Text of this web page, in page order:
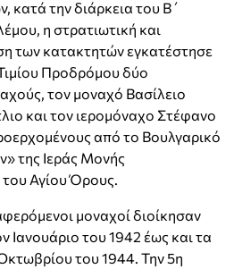
κατά την διάρκεια του Β΄
η στρατιωτική και
των κατακτητών εγκατέστησε
Προδρόμου δύο
τον μοναχό Βασίλειο
και τον ιερομόναχο Στέφανο
από το Βουλγαρικό
της Ιεράς Μονής
Αγίου Όρους.
μοναχοί διοίκησαν
Ιανουάριο του 1942 έως και τα
του 1944. Την 5η